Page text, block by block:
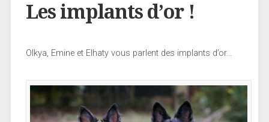
Les implants d’or !
Olkya, Emine et Elhaty vous parlent des implants d’or…